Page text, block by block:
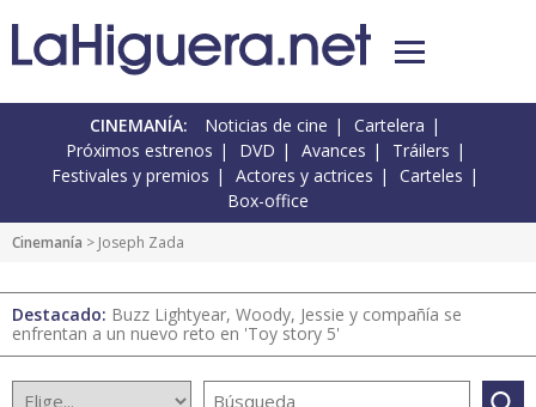
CINEMANÍA: Noticias de cine
Cartelera
Próximos estrenos
DVD Avances
Tráilers
Festivales y premios
Actores y actrices
Carteles
Box-office
Cinemanía > Joseph Zada
Destacado: Buzz Lightyear, Woody, Jessie y compañía se
enfrentan a un nuevo reto en 'Toy story 5'